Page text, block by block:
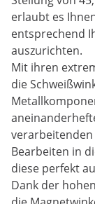
erlaubt es
entsprechend
auszurichten.
Mit ihren
die
Bearbeiten in
diese perfekt
Dank der